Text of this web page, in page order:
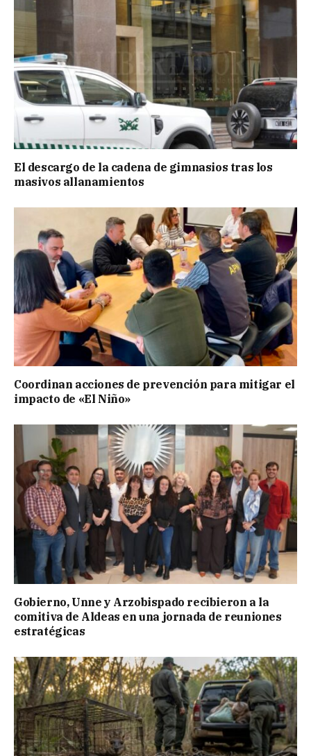
El descargo de la cadena de gimnasios tras los
masivos allanamientos
Coordinan acciones de prevención para mitigar el
impacto de «El Niño»
Gobierno, Unne y Arzobispado recibieron a la
comitiva de Aldeas en una jornada de reuniones
estratégicas